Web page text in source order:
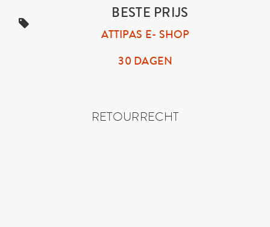
BESTE PRIJS
ATTIPAS E- SHOP
30 DAGEN
RETOURRECHT